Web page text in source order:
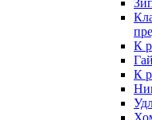
К
К